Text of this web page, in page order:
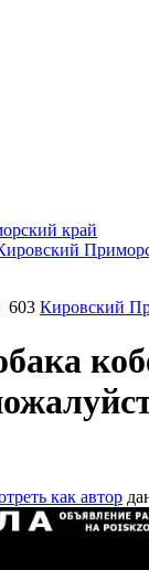
край
603 Кировский
как автор